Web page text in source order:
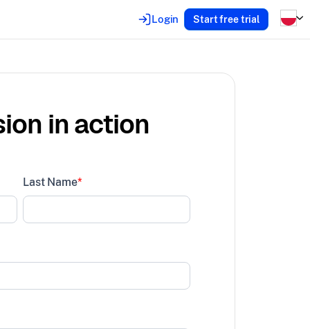
Login Start free trial
in action
Last Name*